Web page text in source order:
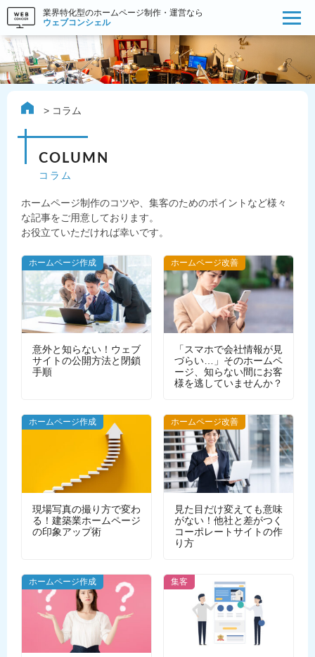
業界特化型のホームページ制作・運営なら
ウェブコンシェル
コラム
COLUMN
コラム
ホームページ制作のコツや、集客のためのポイントなど様々
な記事をご用意しております。
お役立ていただければ幸いです。
ホームページ作成
意外と知らない！ウェブ
サイトの公開方法と閉鎖
手順
ホームページ改善
「スマホで会社情報が見
づらい…」そのホームペ
ージ、知らない間にお客
様を逃していませんか？
WEBデザイン
ホームページ作成
現場写真の撮り方で変わ
る！建築業ホームページ
の印象アップ術
ホームページ改善
見た目だけ変えても意味
がない！他社と差がつく
コーポレートサイトの作
り方
ホームページ作成 集客